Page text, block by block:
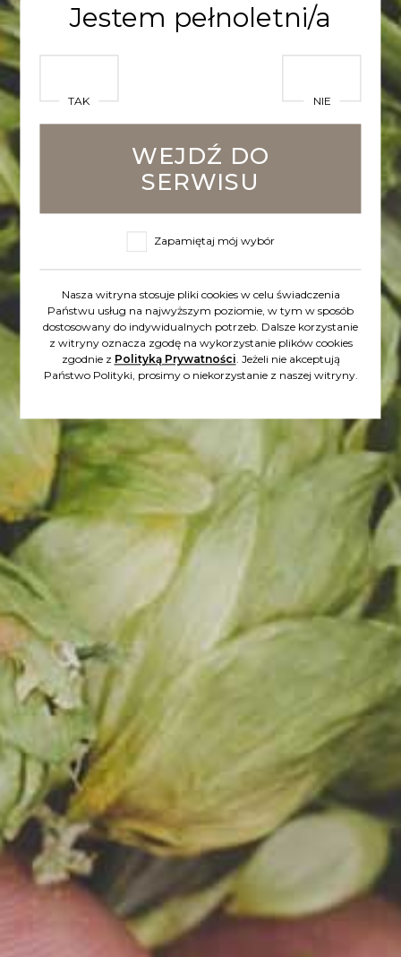
goryczka, bogaty
Wykorzystaliśmy trzy
polskie odmiany
chmielu. Chmiel dał
wyraźny aromat
owoców tropikalnych,
owoców leśnych i
żywicy (Amora Preta-
jeżyna, mandarynka,
pomarańcze; Izabella-
cytrusy, żywica;
Książęcy- ananas,
kokos, morela).
Jestem pełnoletni/a
TAK NIE
WEJDŹ DO
SERWISU
Zapamiętaj mój wybór
Nasza witryna stosuje pliki cookies w celu świadczenia
Państwu usług na najwyższym poziomie, w tym w sposób
dostosowany do indywidualnych potrzeb. Dalsze korzystanie
z witryny oznacza zgodę na wykorzystanie plików cookies
zgodnie z Polityką Prywatności. Jeżeli nie akceptują
Państwo Polityki, prosimy o niekorzystanie z naszej witryny.